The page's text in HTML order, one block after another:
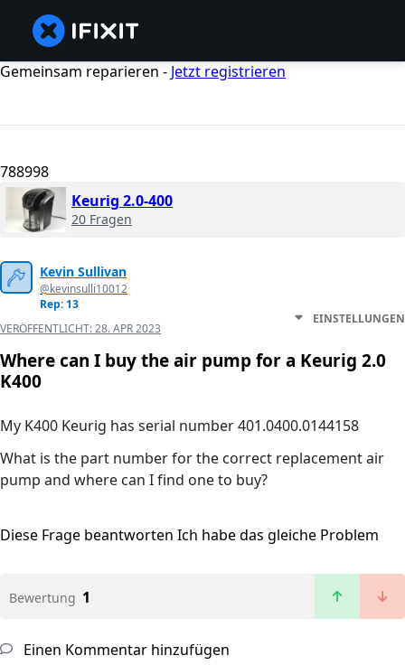
Gemeinsam reparieren - Jetzt registrieren
788998
Keurig 2.0-400
20 Fragen
Kevin Sullivan
@kevinsulli10012
Rep: 13
VERÖFFENTLICHT:28. APR 2023
EINSTELLUNGEN
Where can I buy the air pump for a Keurig 2.0
K400
My K400 Keurig has serial number 401.0400.0144158
What is the part number for the correct replacement air
pump and where can I find one to buy?
Diese Frage beantworten Ich habe das gleiche Problem
Bewertung 1
Einen Kommentar hinzufügen